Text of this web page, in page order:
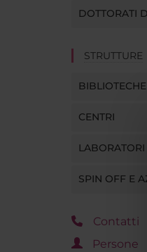
DOTTORATI
STRUTTURE
BIBLIOTECHE
CENTRI
LABORATORI
SPIN OFF E
Contatti
Persone